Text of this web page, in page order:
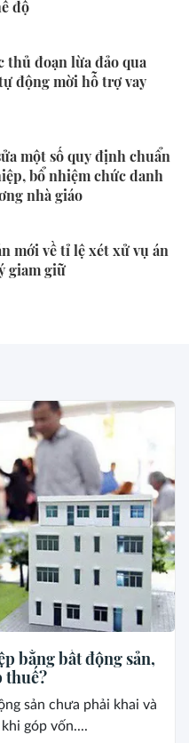
độ
thủ đoạn lừa đảo qua
động mời hỗ trợ vay
một số quy định chuẩn
bổ nhiệm chức danh
nhà giáo
mới về tỉ lệ xét xử vụ án
giam giữ
bằng bất động sản,
thuế?
sản chưa phải khai và
góp vốn....